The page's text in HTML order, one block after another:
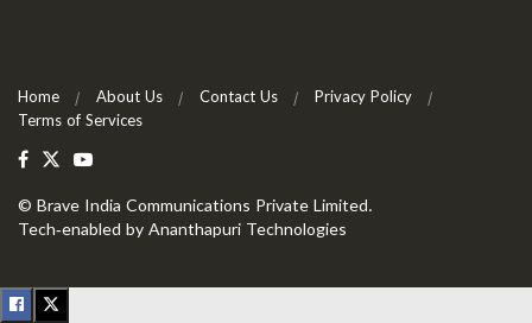
Home About Us Contact Us
Privacy Policy
Terms of Services
© Brave India Communications Private Limited.
Tech-enabled by Ananthapuri Technologies